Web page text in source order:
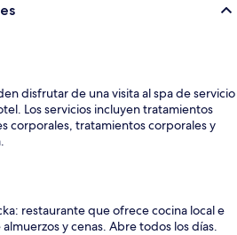
disfrutar de una visita al spa de servicio
Los servicios incluyen tratamientos
corporales, tratamientos corporales y
restaurante que ofrece cocina local e
y cenas. Abre todos los días.